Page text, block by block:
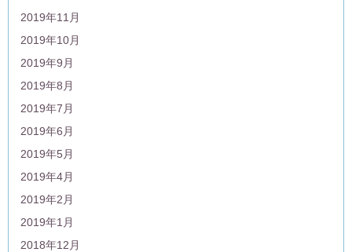
2019年11月
2019年10月
2019年9月
2019年8月
2019年7月
2019年6月
2019年5月
2019年4月
2019年2月
2019年1月
2018年12月